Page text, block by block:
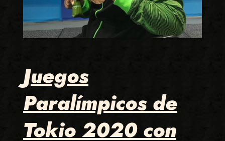
Juegos
Paralímpicos de
Tokio 2020 con